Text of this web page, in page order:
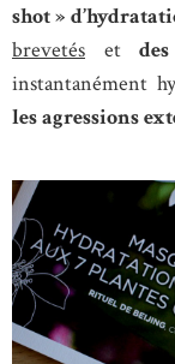
shot »
brevetés et
instantanément
les agressions